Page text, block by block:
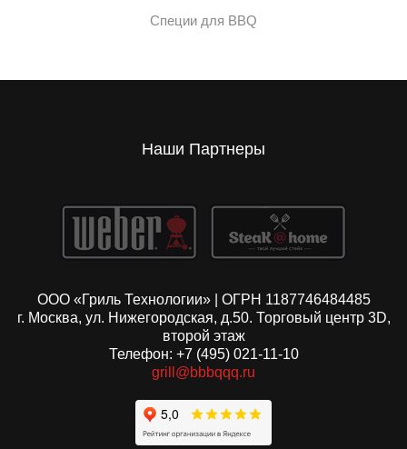
Специи для BBQ
Наши Партнеры
ООО «Гриль Технологии» | ОГРН 1187746484485
г. Москва, ул. Нижегородская, д.50. Торговый центр 3D,
второй этаж
Телефон: +7 (495) 021-11-10
grill@bbbqqq.ru